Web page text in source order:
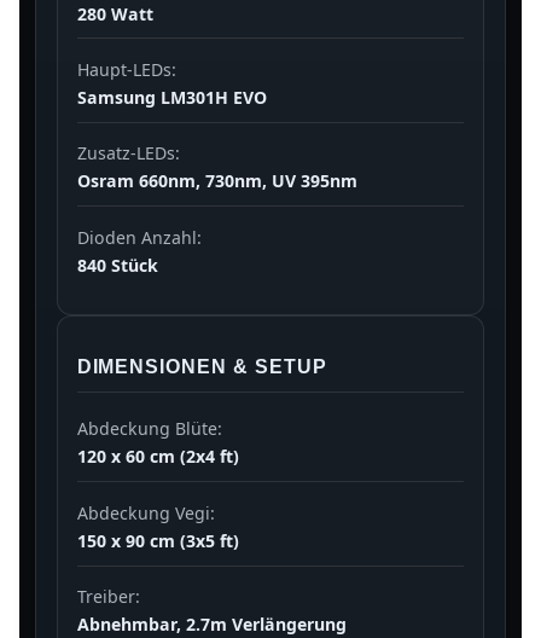
280 Watt
Haupt-LEDs:
Samsung LM301H EVO
Zusatz-LEDs:
Osram 660nm, 730nm, UV 395nm
Dioden Anzahl:
840 Stück
DIMENSIONEN & SETUP
Abdeckung Blüte:
120 x 60 cm (2x4 ft)
Abdeckung Vegi:
150 x 90 cm (3x5 ft)
Treiber:
Abnehmbar, 2.7m Verlängerung